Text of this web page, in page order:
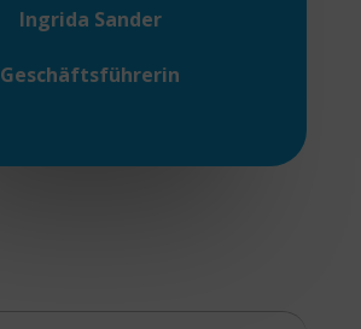
Ingrida Sander
Geschäftsführerin